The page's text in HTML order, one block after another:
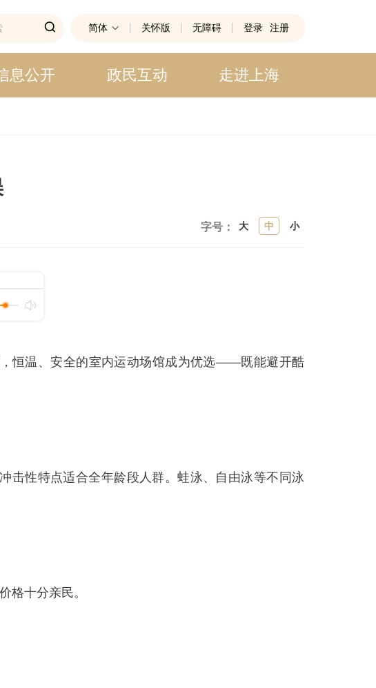
简体 关怀版 无障碍 登录 注册
息公开 政民互动 走进上海
字号： 大 中 小
恒温、安全的室内运动场馆成为优选——既能避开酷
性特点适合全年龄段人群。蛙泳、自由泳等不同泳
十分亲民。